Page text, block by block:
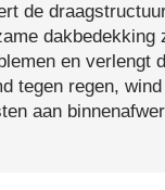
de
en verlengt
tegen regen,
aan